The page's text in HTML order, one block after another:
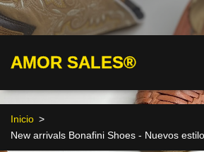
AMOR SALES®
Inicio >
New arrivals Bonafini Shoes - Nuevos